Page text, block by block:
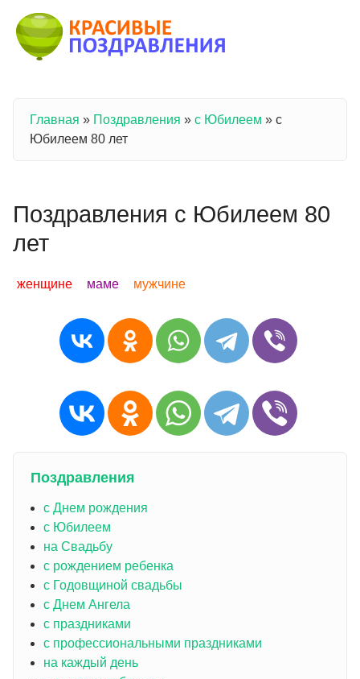
Вы здесь
Главная » Поздравления » с Юбилеем » с
Юбилеем 80 лет
Поздравления с Юбилеем 80
лет
женщине маме мужчине
Поздравления
с Днем рождения
с Юбилеем
на Свадьбу
с рождением ребенка
с Годовщиной свадьбы
с Днем Ангела
с праздниками
с профессиональными праздниками
на каждый день